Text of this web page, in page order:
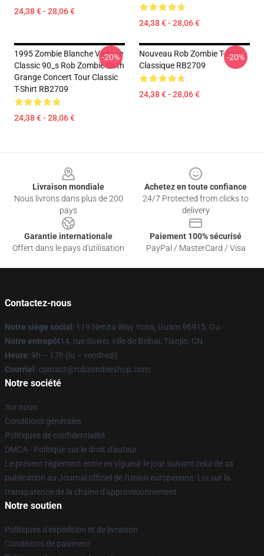
24,38 € - 28,06 €
24,38 € - 28,06 €
1995 Zombie Blanche Vintage
Classic 90_s Rob Zombie Goth
Grange Concert Tour Classic
T-Shirt RB2709
24,38 € - 28,06 €
-20%
Nouveau Rob Zombie T-Shirt
Classique RB2709
24,38 € - 28,06 €
-20%
Livraison mondiale
Nous livrons dans plus de 200
pays
Achetez en toute confiance
24/7 Protected from clicks to
delivery
Garantie internationale
Offert dans le pays d'utilisation
Paiement 100% sécurisé
PayPal / MasterCard / Visa
Contactez-nous
Notre siège social : 119 Nenita Way Yona, Guam 96915, Gu
Notre entrepôt14, rue Suwei, ville de Beihai, Tianjin, CN
Heure: 9h – 17h (lu – vendredi)
Courriel : contact@robzombieshop.com
Notre société
Sur nous
Conditions générales
Politiques de confidentialité
DMCA - Politique sur le droit d'auteur
Le présent règlement entre en vigueur le jour suivant celui de sa
publication au Journal officiel de l'Union européenne. Loi sur la
transparence de la chaîne d'approvisionnement
Notre soutien
Politiques d'expédition et de livraison
Conditions de paiement